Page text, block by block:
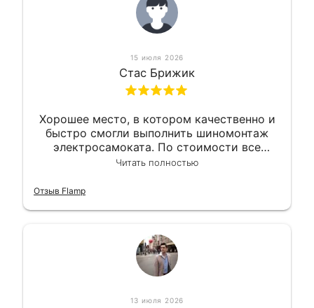
15 июля 2026
Стас Брижик
Хорошее место, в котором качественно и
быстро смогли выполнить шиномонтаж
электросамоката. По стоимости все
вышло вообще приемлемо хочу сказать.
Читать полностью
Отзыв Flamp
13 июля 2026